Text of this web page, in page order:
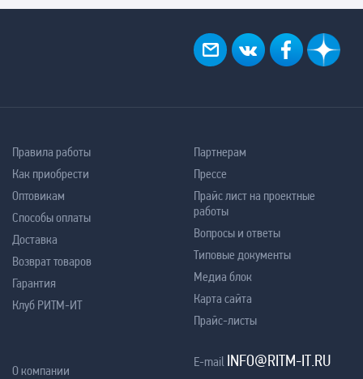
Правила работы
Как приобрести
Оптовикам
Способы оплаты
Доставка
Возврат товаров
Гарантия
Клуб РИТМ-ИТ
Партнерам
Прессе
Прайс лист на проектные
работы
Вопросы и ответы
Типовые документы
Медиа блок
Карта сайта
Прайс-листы
О компании
E-mail INFO@RITM-IT.RU